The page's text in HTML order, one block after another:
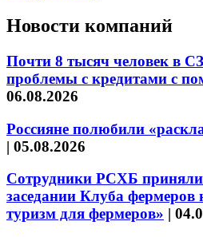
Новости компаний
Почти 8 тысяч человек в
проблемы с кредитами с
06.08.2026
Россияне полюбили
| 05.08.2026
Сотрудники РСХБ приняли
заседании Клуба фермеров
туризм для фермеров» |